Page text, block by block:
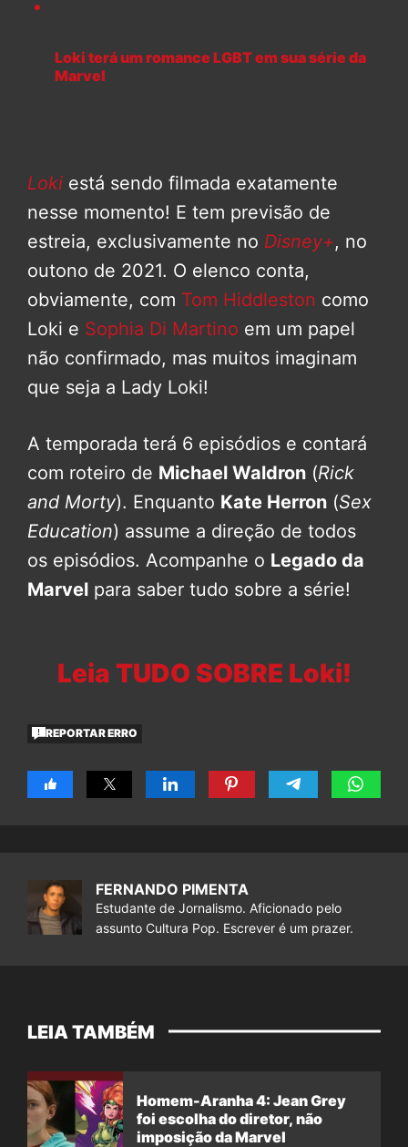
Loki terá um romance LGBT em sua série da
Marvel
Loki está sendo filmada exatamente
nesse momento! E tem previsão de
estreia, exclusivamente no Disney+, no
outono de 2021. O elenco conta,
obviamente, com Tom Hiddleston como
Loki e Sophia Di Martino em um papel
não confirmado, mas muitos imaginam
que seja a Lady Loki!
A temporada terá 6 episódios e contará
com roteiro de Michael Waldron (Rick
and Morty). Enquanto Kate Herron (Sex
Education) assume a direção de todos
os episódios. Acompanhe o Legado da
Marvel para saber tudo sobre a série!
Leia TUDO SOBRE Loki!
REPORTAR ERRO
FERNANDO PIMENTA
Estudante de Jornalismo. Aficionado pelo
assunto Cultura Pop. Escrever é um prazer.
LEIA TAMBÉM
Homem-Aranha 4: Jean Grey
foi escolha do diretor, não
imposição da Marvel